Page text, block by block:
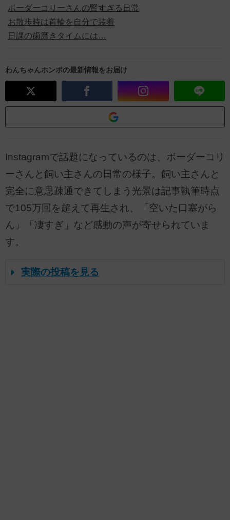
ボーダーコリーさんの賢すぎる日常
お散歩時は首輪を自分で装着
日課の歯磨きタイムには…
わんちゃんホンポの最新情報をお届け
Instagramで話題になっているのは、ボーダーコリ
ーさんと飼い主さんの日常の様子。飼い主さんと
完全に意思疎通できてしまう光景は記事執筆時点
で105万回を超えて再生され、「空いた口塞がら
ん」「凄すぎ」など感動の声が寄せられていま
す。
実際の投稿を見る